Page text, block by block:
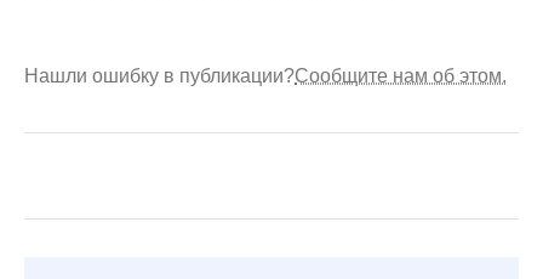
Нашли ошибку в публикации?Сообщите нам об этом.